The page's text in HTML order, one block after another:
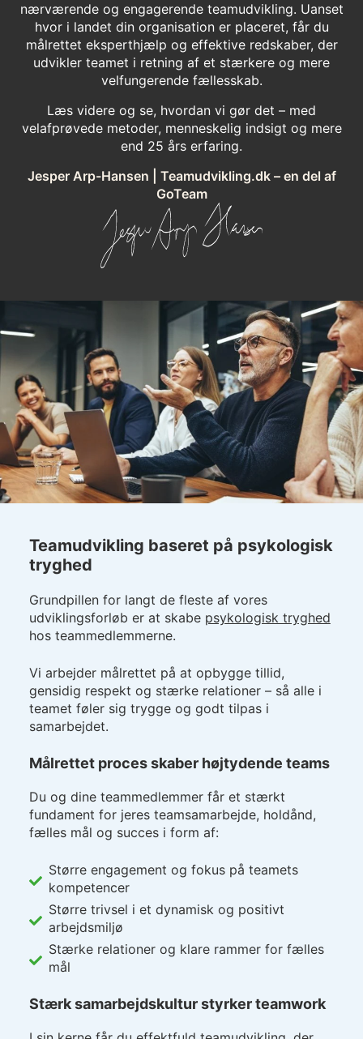
nærværende og engagerende teamudvikling. Uanset
hvor i landet din organisation er placeret, får du
målrettet eksperthjælp og effektive redskaber, der
udvikler teamet i retning af et stærkere og mere
velfungerende fællesskab.
Læs videre og se, hvordan vi gør det – med
velafprøvede metoder, menneskelig indsigt og mere
end 25 års erfaring.
Jesper Arp-Hansen | Teamudvikling.dk – en del af
GoTeam
Teamudvikling baseret på psykologisk
tryghed
Grundpillen for langt de fleste af vores
udviklingsforløb er at skabe psykologisk tryghed
hos teammedlemmerne.
Vi arbejder målrettet på at opbygge tillid,
gensidig respekt og stærke relationer – så alle i
teamet føler sig trygge og godt tilpas i
samarbejdet.
Målrettet proces skaber højtydende teams
Du og dine teammedlemmer får et stærkt
fundament for jeres teamsamarbejde, holdånd,
fælles mål og succes i form af:
Større engagement og fokus på teamets
kompetencer
Større trivsel i et dynamisk og positivt
arbejdsmiljø
Stærke relationer og klare rammer for fælles
mål
Stærk samarbejdskultur styrker teamwork